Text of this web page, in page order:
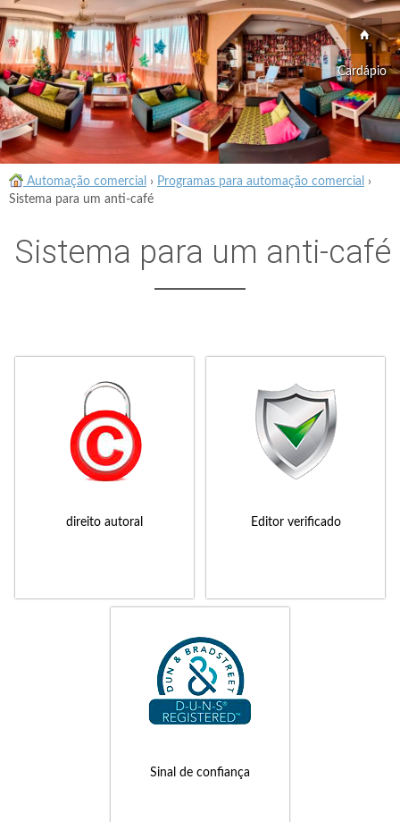
Cardápio
Automação comercial › Programas para automação comercial
›
Sistema para um anti-café
Sistema para um anti-café
direito autoral Editor verificado
Sinal de confiança